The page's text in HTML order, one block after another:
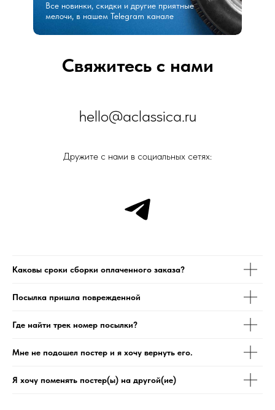
Все новинки, скидки и другие приятные
мелочи, в нашем Telegram канале
Свяжитесь с нами
hello@aclassica.ru
Дружите с нами в социальных сетях:
Каковы сроки сборки оплаченного заказа?
Посылка пришла поврежденной
Где найти трек номер посылки?
Мне не подошел постер и я хочу вернуть его.
Я хочу поменять постер(ы) на другой(ие)